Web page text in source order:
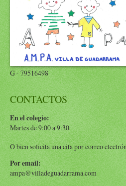
G - 79516498
CONTACTOS
En el colegio:
Martes de 9:00 a 9:30
O bien solicita una cita por correo
Por email:
ampa@villadeguadarrama.com